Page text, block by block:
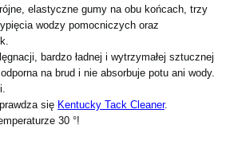
elastyczne gumy na obu końcach, trzy
wodzy pomocniczych oraz
bardzo ładnej i wytrzymałej sztucznej
na brud i nie absorbuje potu ani wody.
się Kentucky Tack Cleaner.
30 °!